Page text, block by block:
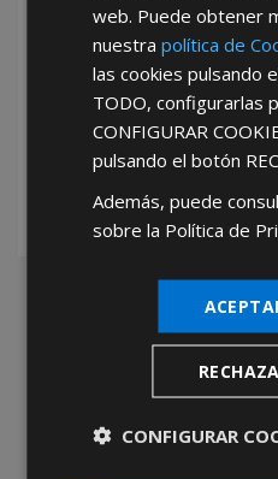
*Abstenerse particulares, sólo
web. Puede obtener
nuestrapolítica de
las cookies pulsando
TODO, configurarlas
CONFIGURAR
pulsando el botón
Además, puede
sobre la Política de
CONFIGURAR